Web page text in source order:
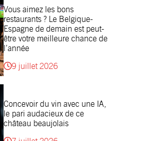
Vous aimez les bons
restaurants ? Le Belgique-
Espagne de demain est peut-
être votre meilleure chance de
l’année
9 juillet 2026
Concevoir du vin avec une IA,
le pari audacieux de ce
château beaujolais